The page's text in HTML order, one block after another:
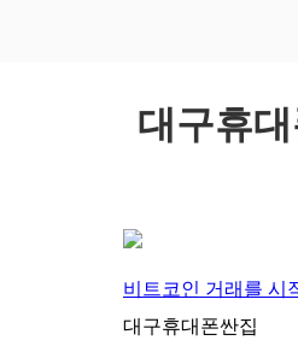
대구휴
비트코인 거래를 시
대구휴대폰싼집